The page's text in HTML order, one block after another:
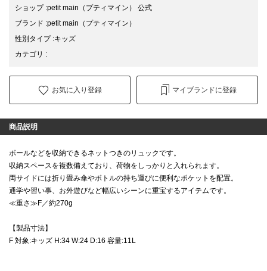
ショップ:petit main（プティマイン） 公式
ブランド :petit main （プティマイン）
性別タイプ:キッズ
カテゴリ :
お気に入り登録 マイブランドに登録
商品説明
ボールなどを収納できるネットつきのリュックです。
収納スペースを複数備えており、荷物をしっかりと入れられます。
両サイドには折り畳み傘やボトルの持ち運びに便利なポケットを配置。
通学や習い事、お外遊びなど幅広いシーンに重宝するアイテムです。
≪重さ≫F／約270g
【製品寸法】
F 対象:キッズ H:34 W:24 D:16 容量:11L